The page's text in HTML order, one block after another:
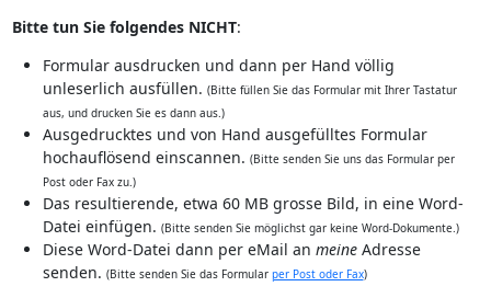
Bitte tun Sie folgendes NICHT:
Formular ausdrucken und dann per Hand völlig
unleserlich ausfüllen. (Bitte füllen Sie das Formular mit Ihrer Tastatur
aus, und drucken Sie es dann aus.)
Ausgedrucktes und von Hand ausgefülltes Formular
hochauflösend einscannen. (Bitte senden Sie uns das Formular per
Post oder Fax zu.)
Das resultierende, etwa 60 MB grosse Bild, in eine Word-
Datei einfügen. (Bitte senden Sie möglichst gar keine Word-Dokumente.)
Diese Word-Datei dann per eMail an meineAdresse
senden. (Bitte senden Sie das Formular per Post oder Fax)